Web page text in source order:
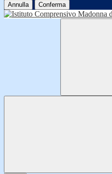
Annulla Conferma